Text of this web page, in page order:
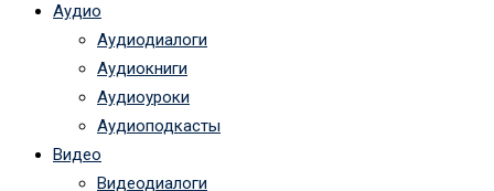
Аудио
Аудиодиалоги
Аудиокниги
Аудиоуроки
Аудиоподкасты
Видео
Видеодиалоги